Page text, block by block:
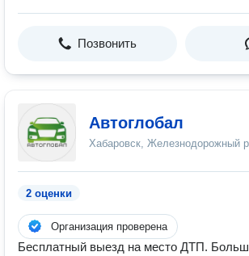
Позвонить
Автоглобал
Хабаровск, Железнодорожный
2 оценки
Организация проверена
Бесплатный выезд на место ДТП.